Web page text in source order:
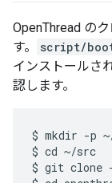
OpenThread の
す。
script/
インストールさ
認します。
$ mkdir -p
$ cd ~/src
$ git clone